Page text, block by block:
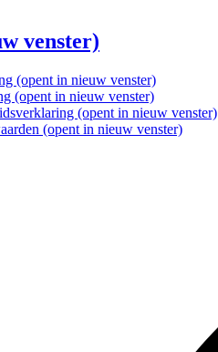
venster)
(opent in nieuw venster)
(opent in nieuw venster)
(opent in nieuw venster)
(opent in nieuw venster)